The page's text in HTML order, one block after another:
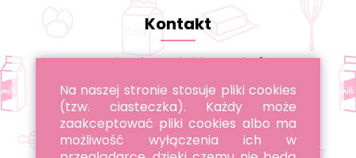
Kontakt
Cukiernia A. Cieślikowski s.j.
tel. 22 643 96 22
tel. 885 051 051
Na naszej stronie stosuje pliki cookies
(tzw. ciasteczka). Każdy może
zaakceptować pliki cookies albo ma
możliwość wyłączenia ich w